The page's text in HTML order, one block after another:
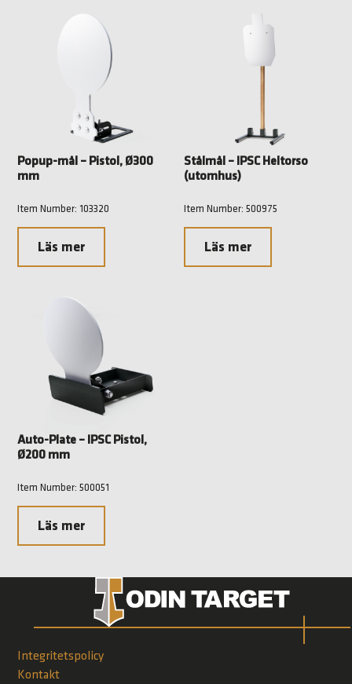
Popup-mål – Pistol, Ø300
mm
Item Number: 103320
Läs mer
Stålmål – IPSC Heltorso
(utomhus)
Item Number: 500975
Läs mer
Auto-Plate – IPSC Pistol,
Ø200 mm
Item Number: 500051
Läs mer
Integritetspolicy
Kontakt